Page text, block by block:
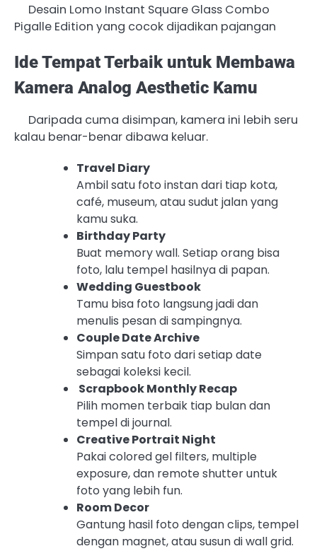
Desain Lomo Instant Square Glass Combo
Pigalle Edition yang cocok dijadikan pajangan
Ide Tempat Terbaik untuk Membawa
Kamera Analog Aesthetic Kamu
Daripada cuma disimpan, kamera ini lebih seru
kalau benar-benar dibawa keluar.
Travel Diary
Ambil satu foto instan dari tiap kota,
café, museum, atau sudut jalan yang
kamu suka.
Birthday Party
Buat memory wall. Setiap orang bisa
foto, lalu tempel hasilnya di papan.
Wedding Guestbook
Tamu bisa foto langsung jadi dan
menulis pesan di sampingnya.
Couple Date Archive
Simpan satu foto dari setiap date
sebagai koleksi kecil.
Scrapbook Monthly Recap
Pilih momen terbaik tiap bulan dan
tempel di journal.
Creative Portrait Night
Pakai colored gel filters, multiple
exposure, dan remote shutter untuk
foto yang lebih fun.
Room Decor
Gantung hasil foto dengan clips, tempel
dengan magnet, atau susun di wall grid.